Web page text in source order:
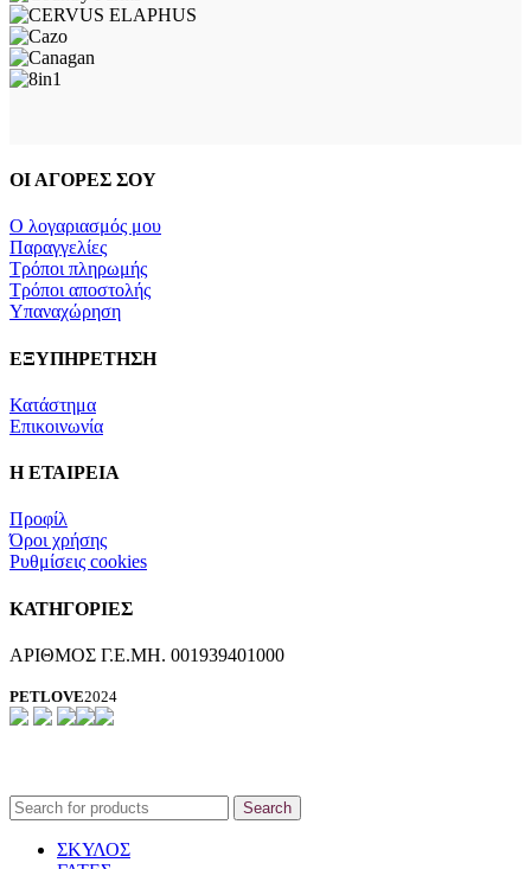
ΟΙ ΑΓΟΡΕΣ ΣΟΥ
Ο λογαριασμός μου
Παραγγελίες
Τρόποι πληρωμής
Τρόποι αποστολής
Υπαναχώρηση
ΕΞΥΠΗΡΕΤΗΣΗ
Κατάστημα
Επικοινωνία
Η ΕΤΑΙΡΕΙΑ
Προφίλ
Όροι χρήσης
Ρυθμίσεις cookies
ΚΑΤΗΓΟΡΙΕΣ
ΑΡΙΘΜΟΣ Γ.Ε.ΜΗ. 001939401000
PETLOVE2024
Search
ΣΚΥΛΟΣ